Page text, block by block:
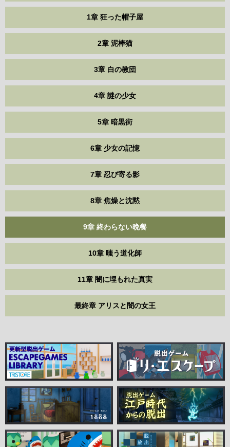
1章 狂った帽子屋
2章 泥棒猫
3章 白の教団
4章 謎の少女
5章 暗黒街
6章 少女の記憶
7章 忍び寄る影
8章 焦燥と沈黙
9章 終わらない晩餐
10章 嗤う道化師
11章 闇に埋もれた真実
最終章 アリスと闇の女王